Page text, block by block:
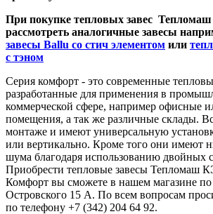
При покупке тепловых завес
рассмотреть аналогичные завесы
завесы Ballu со стич элементом или
с тэном
Серия комфорт - это современные
разработанные для применения в
коммерческой сфере, например офисные
помещения, а так же различные склады.
монтаже и имеют универсальную
или вертикально. Кроме того они имеют
шума благодаря использованию двойных
Приобрести тепловые завесы Тепломаш
Комфорт вы сможете в нашем магазине по
Островского 15 А. По всем вопросам
по телефону +7 (342) 204 64 92.